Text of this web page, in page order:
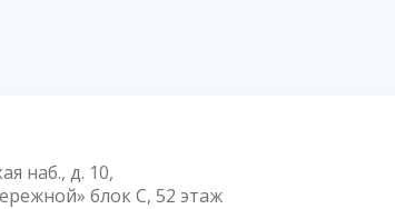
наб., д. 10,
блок С, 52 этаж